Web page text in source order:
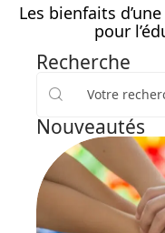
Les bienfaits
pour
Recherche
Nouveautés